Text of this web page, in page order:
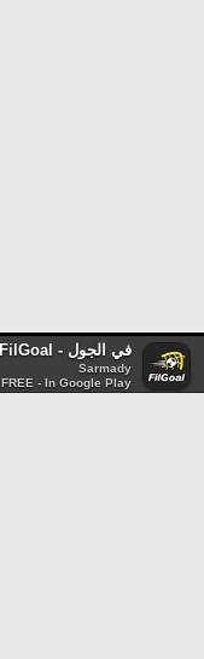
في الجول - FilGoal
Sarmady
FREE - In Google Play